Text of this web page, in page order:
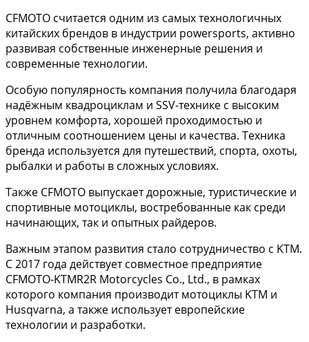
CFMOTO считается одним из самых технологичных
китайских брендов в индустрии powersports, активно
развивая собственные инженерные решения и
современные технологии.
Особую популярность компания получила благодаря
надёжным квадроциклам и SSV-технике с высоким
уровнем комфорта, хорошей проходимостью и
отличным соотношением цены и качества. Техника
бренда используется для путешествий, спорта, охоты,
рыбалки и работы в сложных условиях.
Также CFMOTO выпускает дорожные, туристические и
спортивные мотоциклы, востребованные как среди
начинающих, так и опытных райдеров.
Важным этапом развития стало сотрудничество с KTM.
С 2017 года действует совместное предприятие
CFMOTO-KTMR2R Motorcycles Co., Ltd., в рамках
которого компания производит мотоциклы KTM и
Husqvarna, а также использует европейские
технологии и разработки.